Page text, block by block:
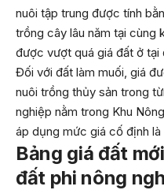
nuôi tập trung được tính
trồng cây lâu năm tại cùng
được vượt quá giá đất ở tại
Đối với đất làm muối, giá
nuôi trồng thủy sản trong
nghiệp nằm trong Khu
áp dụng mức giá cố định
Bảng giá đất
đất phi nông